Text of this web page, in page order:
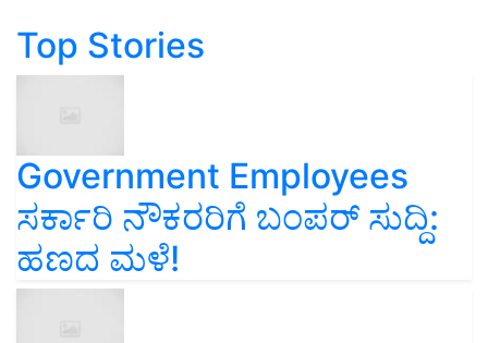
Top Stories
Government Employees
ಸರ್ಕಾರಿ ನೌಕರರಿಗೆ ಬಂಪರ್‌ ಸುದ್ದಿ:
ಹಣದ ಮಳೆ!